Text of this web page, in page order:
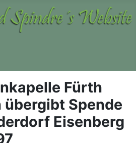
Fürth
übergibt Spende
Eisenberg